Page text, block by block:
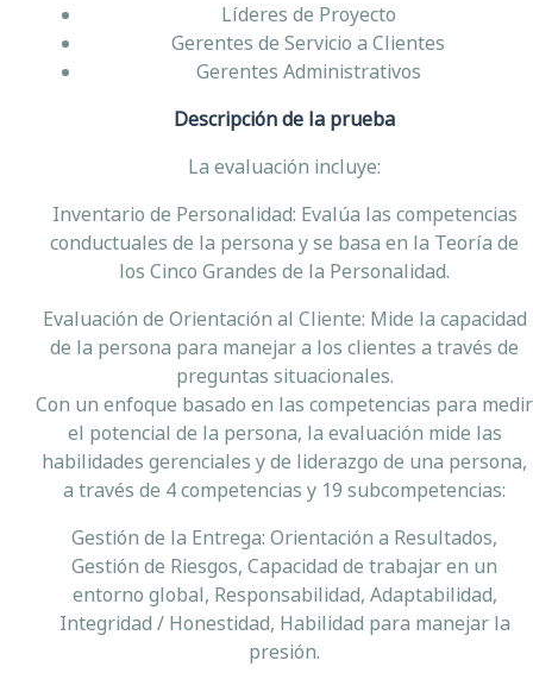
Líderes de Proyecto
Gerentes de Servicio a Clientes
Gerentes Administrativos
Descripción de la prueba
La evaluación incluye:
Inventario de Personalidad: Evalúa las competencias
conductuales de la persona y se basa en la Teoría de
los Cinco Grandes de la Personalidad.
Evaluación de Orientación al Cliente: Mide la capacidad
de la persona para manejar a los clientes a través de
preguntas situacionales.
Con un enfoque basado en las competencias para medir
el potencial de la persona, la evaluación mide las
habilidades gerenciales y de liderazgo de una persona,
a través de 4 competencias y 19 subcompetencias:
Gestión de la Entrega: Orientación a Resultados,
Gestión de Riesgos, Capacidad de trabajar en un
entorno global, Responsabilidad, Adaptabilidad,
Integridad / Honestidad, Habilidad para manejar la
presión.